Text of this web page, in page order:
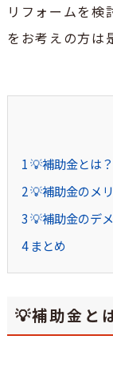
リフォームを検
をお考えの方は
1💡補助金とは？
2💡補助金のメ
3💡補助金のデ
4まとめ
💡補助金と